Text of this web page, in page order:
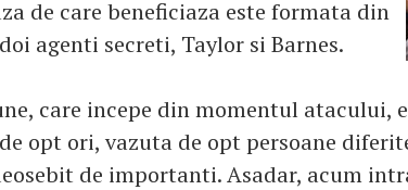
de care beneficiaza este formata din
agenti secreti, Taylor si Barnes.
care incepe din momentul atacului,
opt ori, vazuta de opt persoane
de importanti. Asadar, acum